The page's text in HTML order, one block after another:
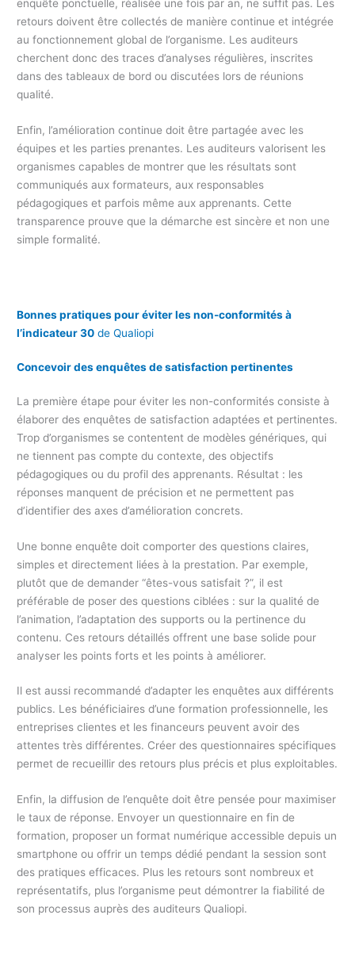
enquête ponctuelle, réalisée une fois par an, ne suffit pas. Les
retours doivent être collectés de manière continue et intégrée
au fonctionnement global de l’organisme. Les auditeurs
cherchent donc des traces d’analyses régulières, inscrites
dans des tableaux de bord ou discutées lors de réunions
qualité.
Enfin, l’amélioration continue doit être partagée avec les
équipes et les parties prenantes. Les auditeurs valorisent les
organismes capables de montrer que les résultats sont
communiqués aux formateurs, aux responsables
pédagogiques et parfois même aux apprenants. Cette
transparence prouve que la démarche est sincère et non une
simple formalité.
Bonnes pratiques pour éviter les non-conformités à
l’indicateur 30 de Qualiopi
Concevoir des enquêtes de satisfaction pertinentes
La première étape pour éviter les non-conformités consiste à
élaborer des enquêtes de satisfaction adaptées et pertinentes.
Trop d’organismes se contentent de modèles génériques, qui
ne tiennent pas compte du contexte, des objectifs
pédagogiques ou du profil des apprenants. Résultat : les
réponses manquent de précision et ne permettent pas
d’identifier des axes d’amélioration concrets.
Une bonne enquête doit comporter des questions claires,
simples et directement liées à la prestation. Par exemple,
plutôt que de demander “êtes-vous satisfait ?”, il est
préférable de poser des questions ciblées : sur la qualité de
l’animation, l’adaptation des supports ou la pertinence du
contenu. Ces retours détaillés offrent une base solide pour
analyser les points forts et les points à améliorer.
Il est aussi recommandé d’adapter les enquêtes aux différents
publics. Les bénéficiaires d’une formation professionnelle, les
entreprises clientes et les financeurs peuvent avoir des
attentes très différentes. Créer des questionnaires spécifiques
permet de recueillir des retours plus précis et plus exploitables.
Enfin, la diffusion de l’enquête doit être pensée pour maximiser
le taux de réponse. Envoyer un questionnaire en fin de
formation, proposer un format numérique accessible depuis un
smartphone ou offrir un temps dédié pendant la session sont
des pratiques efficaces. Plus les retours sont nombreux et
représentatifs, plus l’organisme peut démontrer la fiabilité de
son processus auprès des auditeurs Qualiopi.